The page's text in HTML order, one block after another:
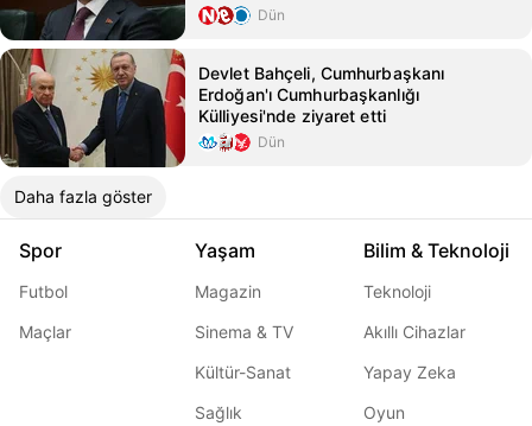
Dün
Devlet Bahçeli, Cumhurbaşkanı
Erdoğan'ı Cumhurbaşkanlığı
Külliyesi'nde ziyaret etti
Dün
Daha fazla göster
Spor
Futbol
Maçlar
Yaşam
Magazin
Sinema & TV
Kültür-Sanat
Sağlık
Bilim & Teknoloji
Teknoloji
Akıllı Cihazlar
Yapay Zeka
Oyun